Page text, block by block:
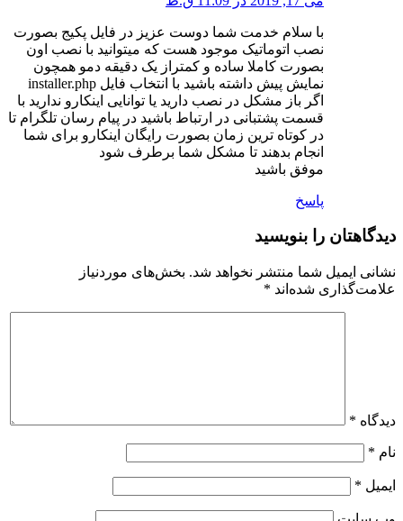
با سلام خدمت شما دوست عزیز در فایل پکیج بصورت
نصب اتوماتیک موجود هست که میتوانید با نصب اون
بصورت کاملا ساده و کمتراز یک دقیقه دمو همچون
نمایش پیش داشته باشید با انتخاب فایل installer.php
اگر باز مشکل در نصب دارید یا توانایی اینکارو ندارید با
قسمت پشتبانی در ارتباط باشید در پیام رسان تلگرام تا
در کوتاه ترین زمان بصورت رایگان اینکارو برای شما
انجام بدهند تا مشکل شما برطرف شود
موفق باشید
پاسخ
دیدگاهتان را بنویسید
نشانی ایمیل شما منتشر نخواهد شد. بخش‌های موردنیاز
علامت‌گذاری شده‌اند *
دیدگاه *
نام *
ایمیل *